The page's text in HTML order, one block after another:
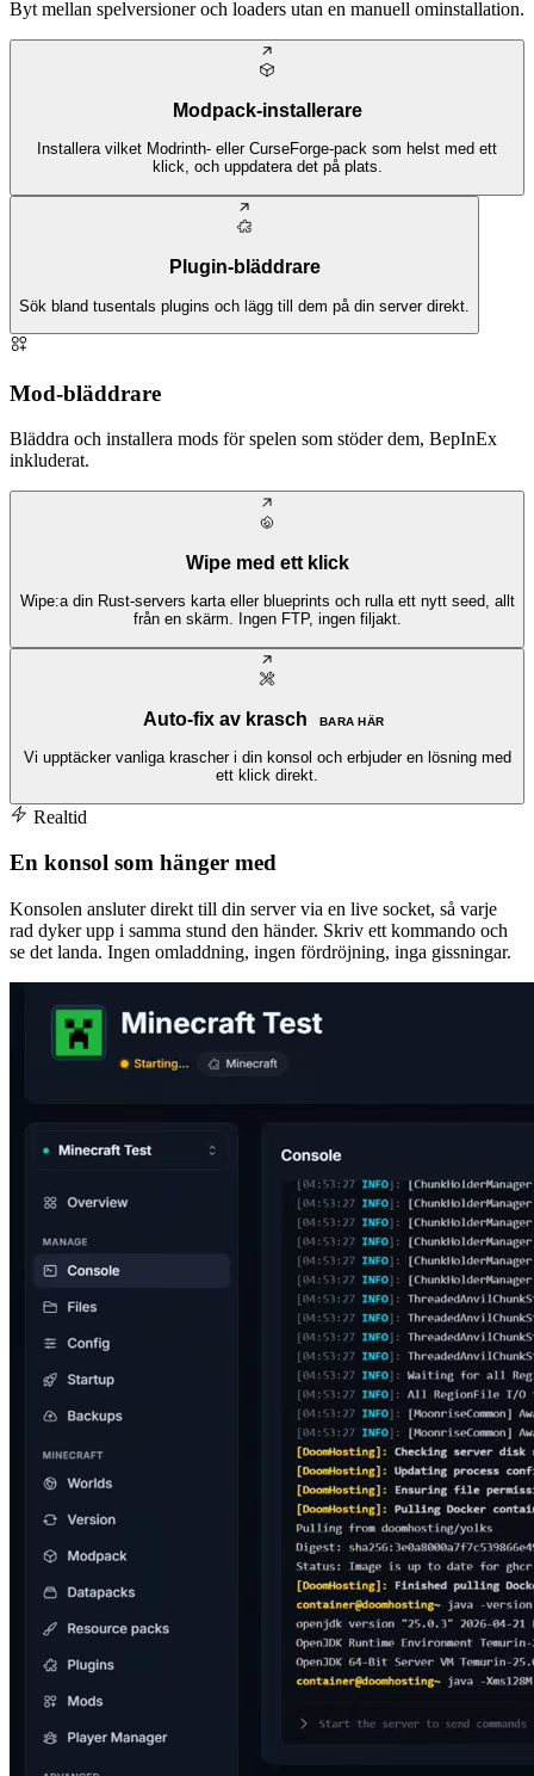
Byt mellan spelversioner och loaders utan en manuell ominstallation.
Modpack-installerare
Installera vilket Modrinth- eller CurseForge-pack som helst med ett
klick, och uppdatera det på plats.
Plugin-bläddrare
Sök bland tusentals plugins och lägg till dem på din server direkt.
Mod-bläddrare
Bläddra och installera mods för spelen som stöder dem, BepInEx
inkluderat.
Wipe med ett klick
Wipe:a din Rust-servers karta eller blueprints och rulla ett nytt seed, allt
från en skärm. Ingen FTP, ingen filjakt.
Auto-fix av krasch BARA HÄR
Vi upptäcker vanliga krascher i din konsol och erbjuder en lösning med
ett klick direkt.
Realtid
En konsol som hänger med
Konsolen ansluter direkt till din server via en live socket, så varje
rad dyker upp i samma stund den händer. Skriv ett kommando och
se det landa. Ingen omladdning, ingen fördröjning, inga gissningar.